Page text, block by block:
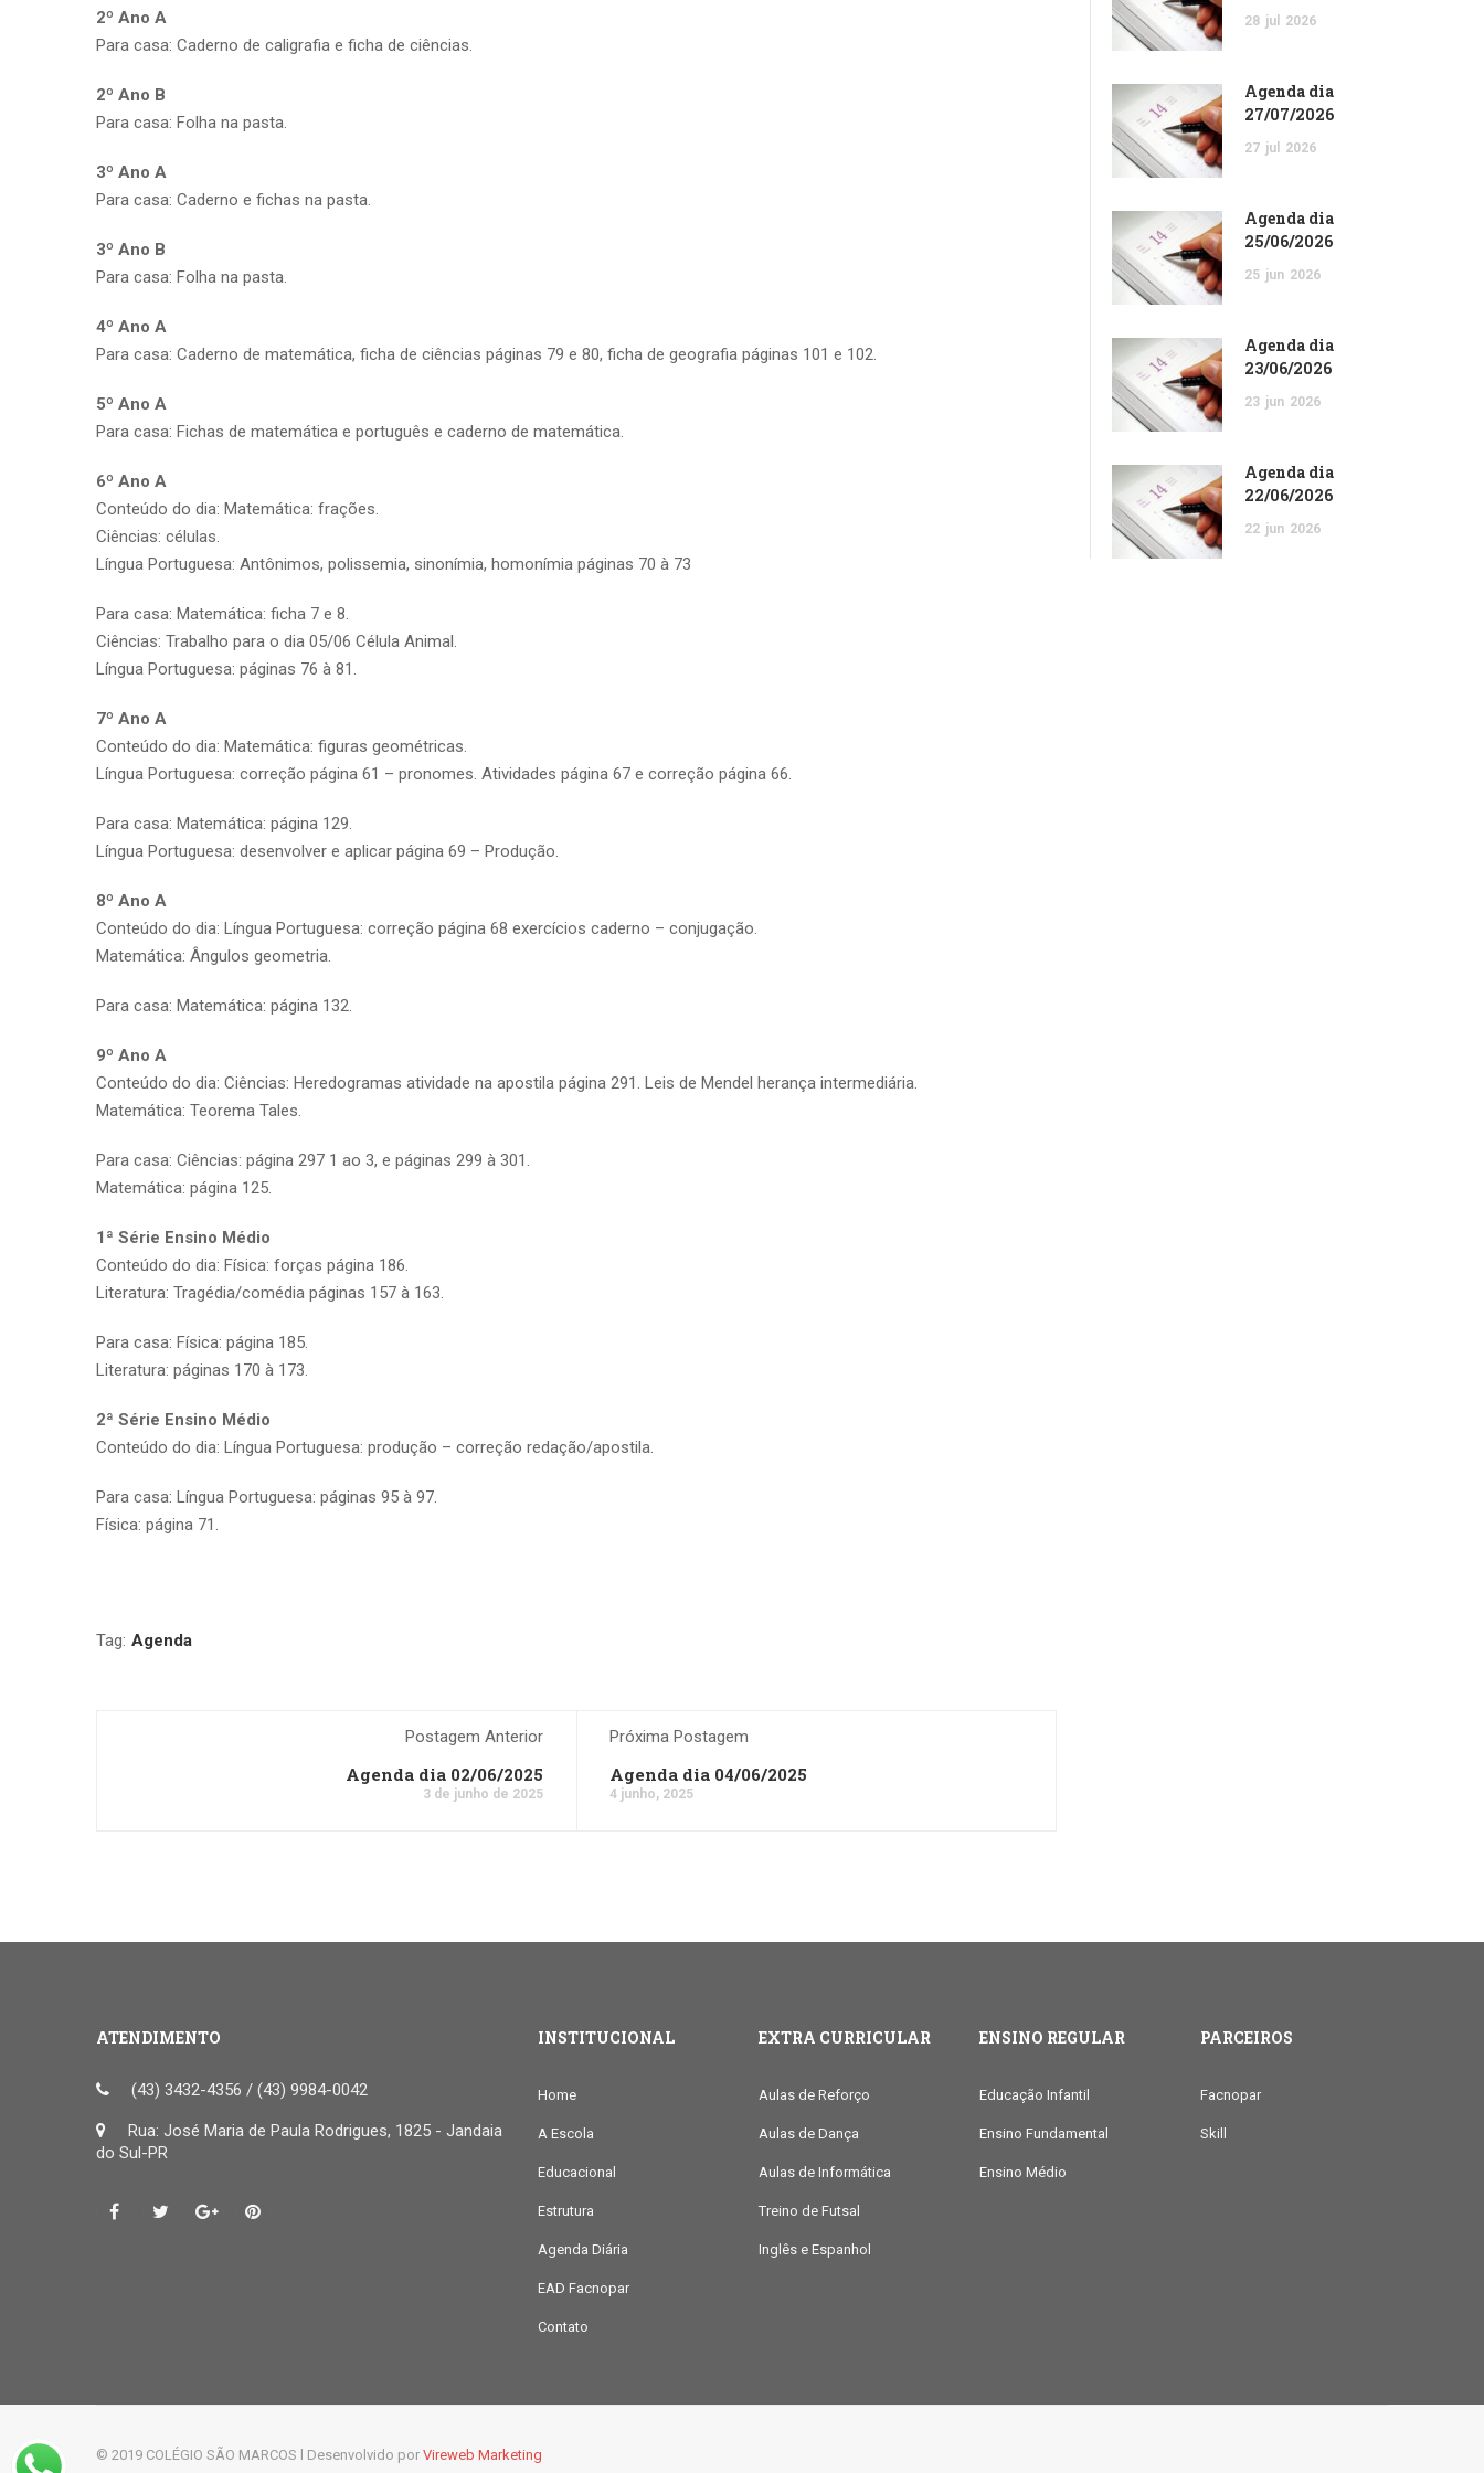
2º Ano A
Para casa: Caderno de caligrafia e ficha de ciências.
2º Ano B
Para casa: Folha na pasta.
3º Ano A
Para casa: Caderno e fichas na pasta.
3º Ano B
Para casa: Folha na pasta.
4º Ano A
Para casa: Caderno de matemática, ficha de ciências páginas 79 e 80, ficha de geografia páginas 101 e 102.
5º Ano A
Para casa: Fichas de matemática e português e caderno de matemática.
6º Ano A
Conteúdo do dia: Matemática: frações.
Ciências: células.
Língua Portuguesa: Antônimos, polissemia, sinonímia, homonímia páginas 70 à 73
Para casa: Matemática: ficha 7 e 8.
Ciências: Trabalho para o dia 05/06 Célula Animal.
Língua Portuguesa: páginas 76 à 81.
7º Ano A
Conteúdo do dia: Matemática: figuras geométricas.
Língua Portuguesa: correção página 61 – pronomes. Atividades página 67 e correção página 66.
Para casa: Matemática: página 129.
Língua Portuguesa: desenvolver e aplicar página 69 – Produção.
8º Ano A
Conteúdo do dia: Língua Portuguesa: correção página 68 exercícios caderno – conjugação.
Matemática: Ângulos geometria.
Para casa: Matemática: página 132.
9º Ano A
Conteúdo do dia: Ciências: Heredogramas atividade na apostila página 291. Leis de Mendel herança intermediária.
Matemática: Teorema Tales.
Para casa: Ciências: página 297 1 ao 3, e páginas 299 à 301.
Matemática: página 125.
1ª Série Ensino Médio
Conteúdo do dia: Física: forças página 186.
Literatura: Tragédia/comédia páginas 157 à 163.
Para casa: Física: página 185.
Literatura: páginas 170 à 173.
2ª Série Ensino Médio
Conteúdo do dia: Língua Portuguesa: produção – correção redação/apostila.
Para casa: Língua Portuguesa: páginas 95 à 97.
Física: página 71.
Tag: Agenda
Postagem Anterior
Agenda dia 02/06/2025
3 de junho de 2025
Próxima Postagem
Agenda dia 04/06/2025
4 junho, 2025
28 jul 2026
Agenda dia
27/07/2026
27 jul 2026
Agenda dia
25/06/2026
25 jun 2026
Agenda dia
23/06/2026
23 jun 2026
Agenda dia
22/06/2026
22 jun 2026
ATENDIMENTO
(43) 3432-4356 / (43) 9984-0042
Rua: José Maria de Paula Rodrigues, 1825 - Jandaia
do Sul-PR
INSTITUCIONAL
Home
A Escola
Educacional
Estrutura
Agenda Diária
EAD Facnopar
Contato
EXTRA CURRICULAR
Aulas de Reforço
Aulas de Dança
Aulas de Informática
Treino de Futsal
Inglês e Espanhol
ENSINO REGULAR
Educação Infantil
Ensino Fundamental
Ensino Médio
PARCEIROS
Facnopar
Skill
© 2019 COLÉGIO SÃO MARCOS l Desenvolvido por Vireweb Marketing